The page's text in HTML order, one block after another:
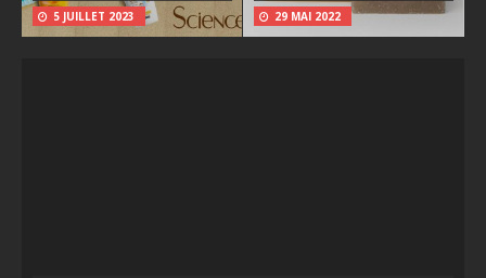
5 JUILLET 2023 29 MAI 2022